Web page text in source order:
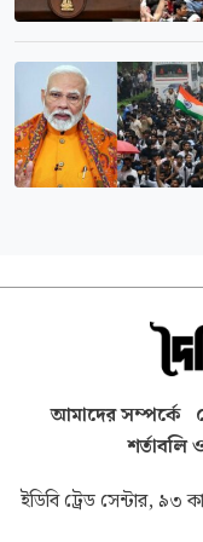
আমাদের সম্পর্কে
শর্তাবলি
ইডিবি ট্রেড সেন্টার,